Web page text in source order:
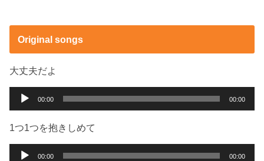
Original songs
大丈夫だよ
プ
00:00 00:00
1つ1つを抱きしめて
00:00 00:00